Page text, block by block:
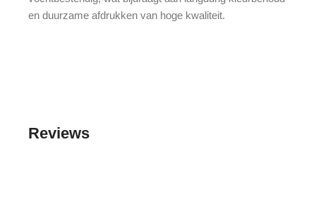
en duurzame afdrukken van hoge kwaliteit.
Reviews